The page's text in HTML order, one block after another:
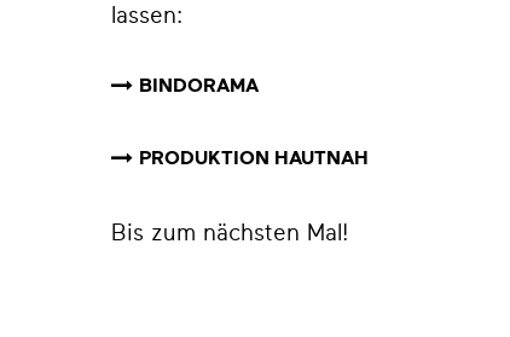
lassen:
BINDORAMA
PRODUKTION HAUTNAH
Bis zum nächsten Mal!